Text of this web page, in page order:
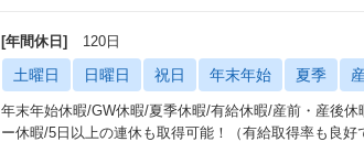
[年間休日] 120日
土曜日 日曜日 祝日 年末年始 夏季
年末年始休暇/GW休暇/夏季休暇/有給休暇/産前・産後
ー休暇/5日以上の連休も取得可能！（有給取得率も良好